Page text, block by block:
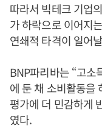
따라서 빅테크 기업
가 하락으로 이어지
연쇄적 타격이 일어
BNP파리바는 “고소
에 둔 채 소비활동을
평가에 더 민감하게
였다.